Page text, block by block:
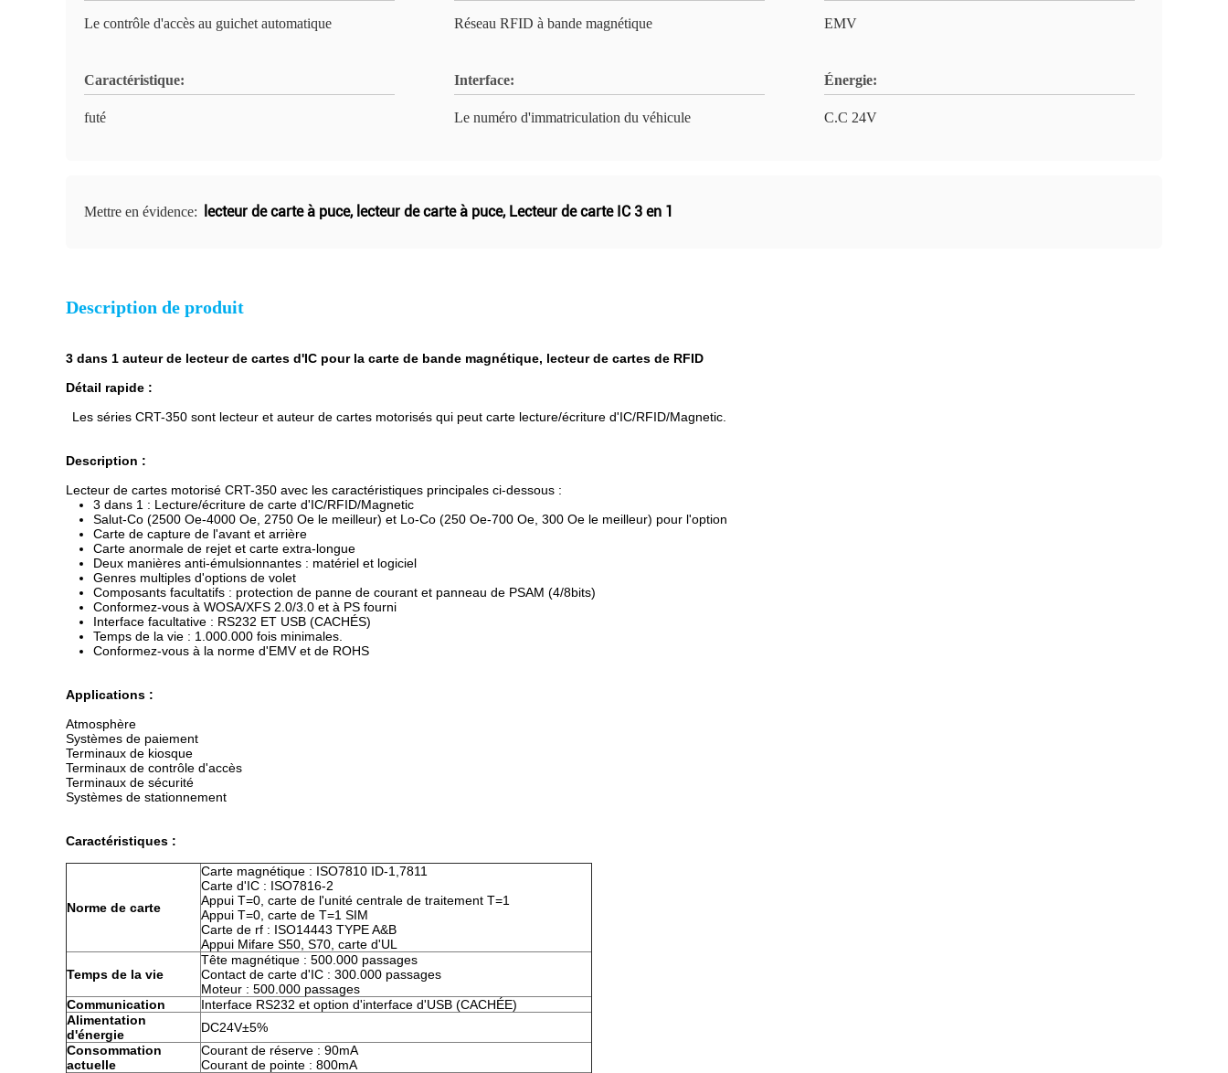
Le contrôle d'accès au guichet automatique Réseau RFID à bande magnétique EMV
Caractéristique:
futé
Interface:
Le numéro d'immatriculation du véhicule
Énergie:
C.C 24V
Mettre en évidence: lecteur de carte à puce, lecteur de carte à puce, Lecteur de carte IC 3 en 1
Description de produit
3 dans 1 auteur de lecteur de cartes d'IC pour la carte de bande magnétique, lecteur de cartes de RFID
Détail rapide :
Les séries CRT-350 sont lecteur et auteur de cartes motorisés qui peut carte lecture/écriture d'IC/RFID/Magnetic.
Description :
Lecteur de cartes motorisé CRT-350 avec les caractéristiques principales ci-dessous :
3 dans 1 : Lecture/écriture de carte d'IC/RFID/Magnetic
Salut-Co (2500 Oe-4000 Oe, 2750 Oe le meilleur) et Lo-Co (250 Oe-700 Oe, 300 Oe le meilleur) pour l'option
Carte de capture de l'avant et arrière
Carte anormale de rejet et carte extra-longue
Deux manières anti-émulsionnantes : matériel et logiciel
Genres multiples d'options de volet
Composants facultatifs : protection de panne de courant et panneau de PSAM (4/8bits)
Conformez-vous à WOSA/XFS 2.0/3.0 et à PS fourni
Interface facultative : RS232 ET USB (CACHÉS)
Temps de la vie : 1.000.000 fois minimales.
Conformez-vous à la norme d'EMV et de ROHS
Applications :
Atmosphère
Systèmes de paiement
Terminaux de kiosque
Terminaux de contrôle d'accès
Terminaux de sécurité
Systèmes de stationnement
Caractéristiques :
Norme de carte
Carte magnétique : ISO7810 ID-1,7811
Carte d'IC : ISO7816-2
Appui T=0, carte de l'unité centrale de traitement T=1
Appui T=0, carte de T=1 SIM
Carte de rf : ISO14443 TYPE A&B
Appui Mifare S50, S70, carte d'UL
Temps de la vie
Tête magnétique : 500.000 passages
Contact de carte d'IC : 300.000 passages
Moteur : 500.000 passages
Communication
Interface RS232 et option d'interface d'USB (CACHÉE)
Alimentation
d'énergie
DC24V±5%
Consommation
actuelle
Courant de réserve : 90mA
Courant de pointe : 800mA